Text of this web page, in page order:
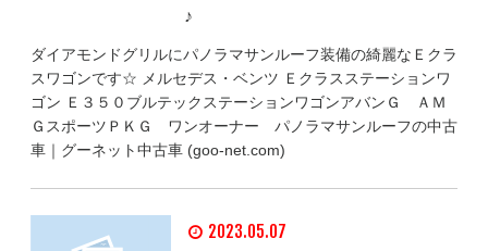
♪
ダイアモンドグリルにパノラマサンルーフ装備の綺麗なＥクラ
スワゴンです☆ メルセデス・ベンツ Ｅクラスステーションワ
ゴン Ｅ３５０ブルテックステーションワゴンアバンＧ ＡＭ
ＧスポーツＰＫＧ ワンオーナー パノラマサンルーフの中古
車｜グーネット中古車 (goo-net.com)
2023.05.07